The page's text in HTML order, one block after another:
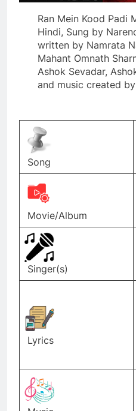
Ran Mein Kood Padi
Hindi, Sung by
written by Namrata
Mahant Omnath
Ashok Sevadar,
and music created
Song
Movie/Album
Singer(s)
Lyrics